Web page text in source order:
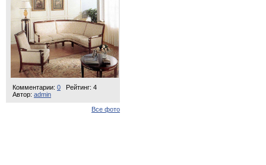
Комментарии: 0
Рейтинг: 4
Автор: admin
Все фото